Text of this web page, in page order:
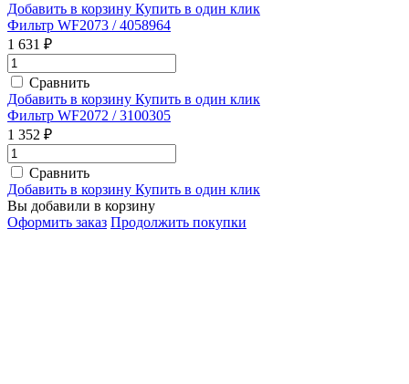
Добавить в корзину Купить в один клик
Фильтр WF2073 / 4058964
1 631 ₽
Сравнить
Добавить в корзину Купить в один клик
Фильтр WF2072 / 3100305
1 352 ₽
Сравнить
Добавить в корзину Купить в один клик
Вы добавили в корзину
Оформить заказ Продолжить покупки